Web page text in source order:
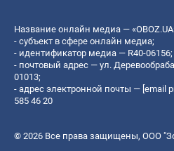
Название онлайн медиа —
- субъект в сфере онлайн медиа;
- идентификатор медиа — R40-06156;
- почтовый адрес — ул.
01013;
- адрес электронной почты — [email
585 46 20
© 2026 Все права защищены, ООО